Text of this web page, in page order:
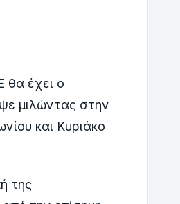
θα έχει ο
μιλώντας στην
και Κυριάκο
της